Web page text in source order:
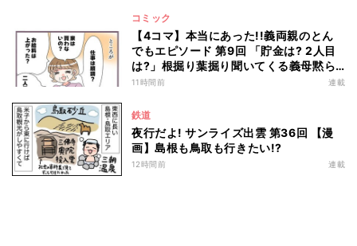
コミック
【4コマ】本当にあった!!義両親のとん
でもエピソード 第9回 「貯金は? 2人目
は?」根掘り葉掘り聞いてくる義母黙ら
せた一言
11時間前 連載
鉄道
夜行だよ! サンライズ出雲 第36回 【漫
画】島根も鳥取も行きたい!?
12時間前 連載